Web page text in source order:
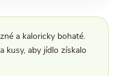
a kaloricky bohaté.
kusy, aby jídlo získalo